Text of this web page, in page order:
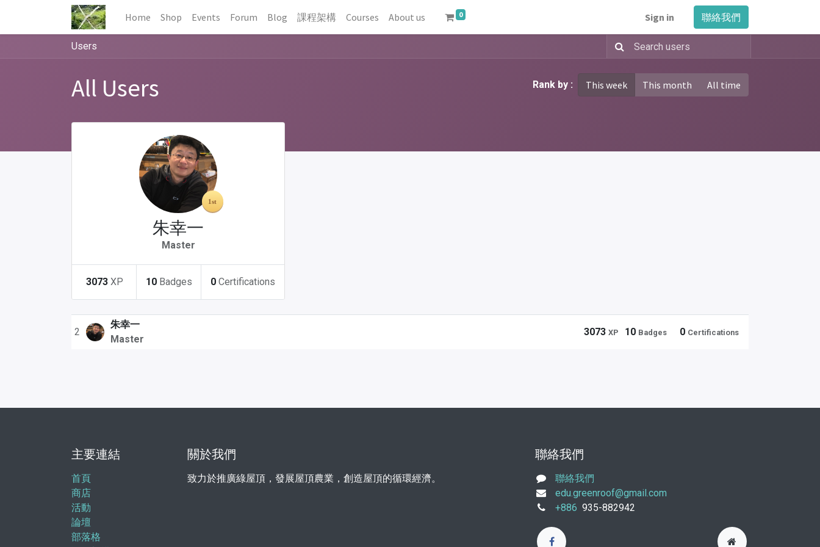
Home Shop Events Forum Blog 課程架構 Courses About us 0 Sign in 聯絡我們
Users
All Users Rank by : This week This month All time
朱幸一
Master
3073 XP 10 Badges 0 Certifications
2
朱幸一
Master
3073 XP 10 Badges 0 Certifications
主要連結
首頁
商店
活動
論壇
部落格
關於我們
致力於推廣綠屋頂，發展屋頂農業，創造屋頂的循環經濟。
聯絡我們
聯絡我們
edu.greenroof@gmail.com
+886 935-882942